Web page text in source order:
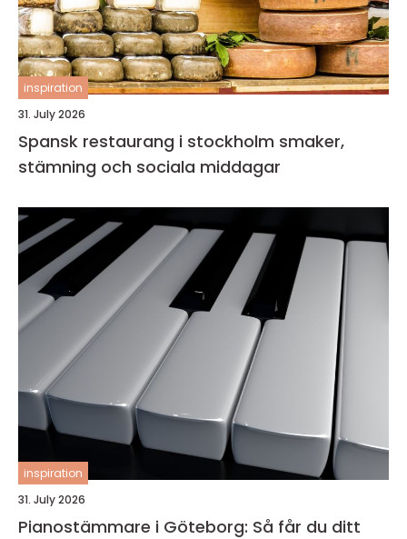
inspiration
31. July 2026
Spansk restaurang i stockholm smaker,
stämning och sociala middagar
inspiration
31. July 2026
Pianostämmare i Göteborg: Så får du ditt